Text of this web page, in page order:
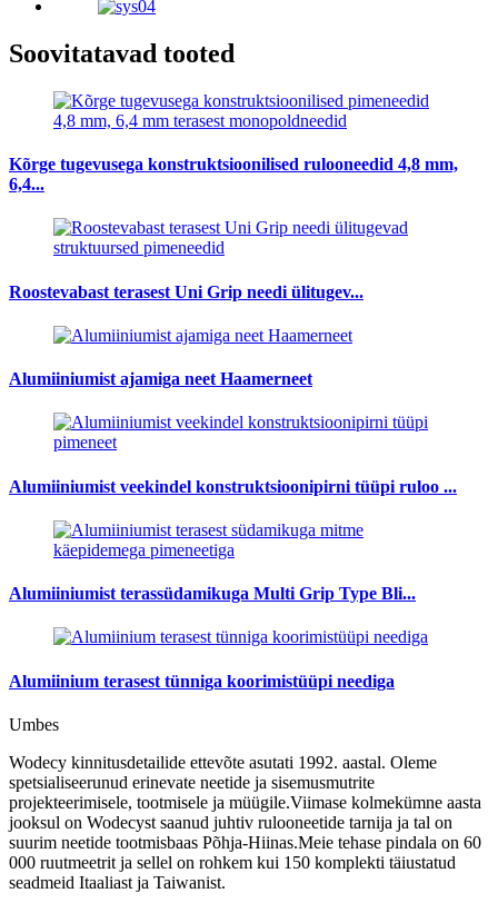
Soovitatavad tooted
Kõrge tugevusega konstruktsioonilised rulooneedid 4,8 mm,
6,4...
Roostevabast terasest Uni Grip needi ülitugev...
Alumiiniumist ajamiga neet Haamerneet
Alumiiniumist veekindel konstruktsioonipirni tüüpi ruloo ...
Alumiiniumist terassüdamikuga Multi Grip Type Bli...
Alumiinium terasest tünniga koorimistüüpi neediga
Umbes
Wodecy kinnitusdetailide ettevõte asutati 1992. aastal. Oleme
spetsialiseerunud erinevate neetide ja sisemusmutrite
projekteerimisele, tootmisele ja müügile.Viimase kolmekümne aasta
jooksul on Wodecyst saanud juhtiv rulooneetide tarnija ja tal on
suurim neetide tootmisbaas Põhja-Hiinas.Meie tehase pindala on 60
000 ruutmeetrit ja sellel on rohkem kui 150 komplekti täiustatud
seadmeid Itaaliast ja Taiwanist.